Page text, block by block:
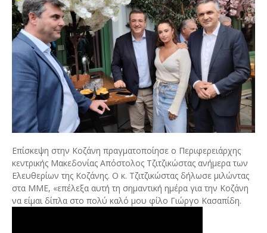
Επίσκεψη στην Κοζάνη πραγματοποίησε ο Περιφερειάρχης
κεντρικής Μακεδονίας Απόστολος Τζιτζικώστας ανήμερα των
Ελευθερίων της Κοζάνης. Ο κ. Τζιτζικώστας δήλωσε μιλώντας
στα ΜΜΕ, «επέλεξα αυτή τη σημαντική ημέρα για την Κοζάνη
να είμαι δίπλα στο πολύ καλό μου φίλο Γιώργο Κασαπίδη.